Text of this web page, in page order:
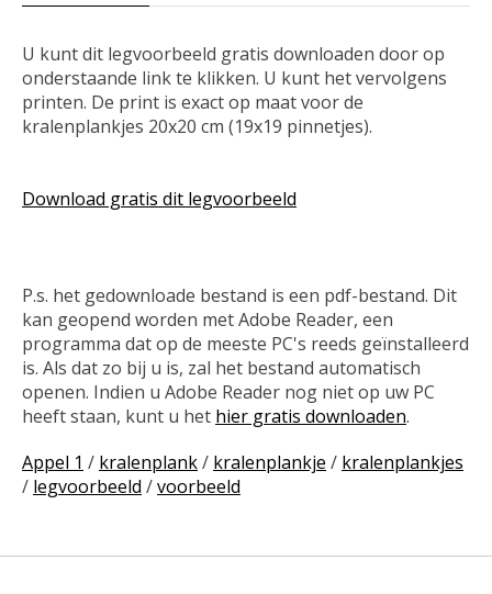
U kunt dit legvoorbeeld gratis downloaden door op
onderstaande link te klikken. U kunt het vervolgens
printen. De print is exact op maat voor de
kralenplankjes 20x20 cm (19x19 pinnetjes).
Download gratis dit legvoorbeeld
P.s. het gedownloade bestand is een pdf-bestand. Dit
kan geopend worden met Adobe Reader, een
programma dat op de meeste PC's reeds geïnstalleerd
is. Als dat zo bij u is, zal het bestand automatisch
openen. Indien u Adobe Reader nog niet op uw PC
heeft staan, kunt u het hier gratis downloaden.
Appel 1 / kralenplank/ kralenplankje / kralenplankjes
/ legvoorbeeld /voorbeeld